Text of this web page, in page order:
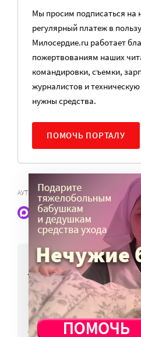
Мы просим подписаться на
регулярный платеж в
Милосердие.ru работает
пожертвованиям наших
командировки, съемки,
журналистов и
нужны средства.
ПОМОЧЬ ПОРТАЛУ
АУТИЗМ
Наши статьи и новости в
НОВОСТИ
Работы фотографов
«Милосердие.ru»
в Переславле-
6 авг, 16:03